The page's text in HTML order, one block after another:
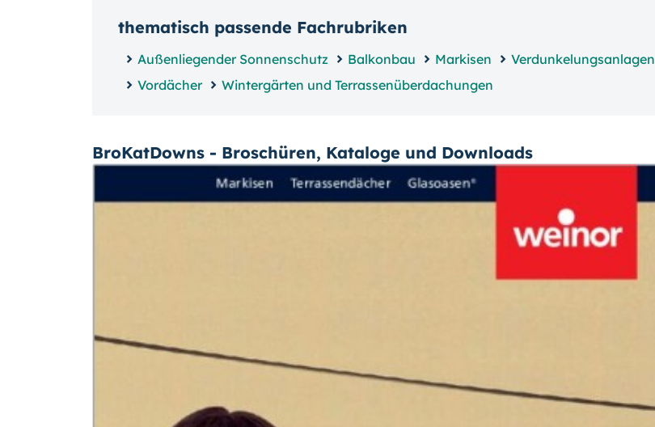
thematisch passende Fachrubriken
Außenliegender Sonnenschutz Balkonbau Markisen
Verdunkelungsanlagen
Vordächer
Wintergärten und Terrassenüberdachungen
BroKatDowns - Broschüren, Kataloge und Downloads